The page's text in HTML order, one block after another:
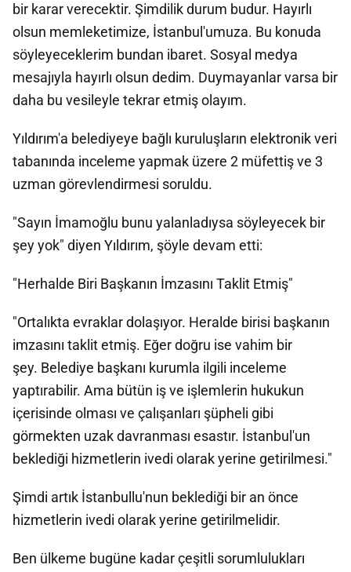
bir karar verecektir. Şimdilik durum budur. Hayırlı
olsun memleketimize, İstanbul'umuza. Bu konuda
söyleyeceklerim bundan ibaret. Sosyal medya
mesajıyla hayırlı olsun dedim. Duymayanlar varsa bir
daha bu vesileyle tekrar etmiş olayım.
Yıldırım'a belediyeye bağlı kuruluşların elektronik veri
tabanında inceleme yapmak üzere 2 müfettiş ve 3
uzman görevlendirmesi soruldu.
"Sayın İmamoğlu bunu yalanladıysa söyleyecek bir
şey yok" diyen Yıldırım, şöyle devam etti:
"Herhalde Biri Başkanın İmzasını Taklit Etmiş"
"Ortalıkta evraklar dolaşıyor. Heralde birisi başkanın
imzasını taklit etmiş. Eğer doğru ise vahim bir
şey. Belediye başkanı kurumla ilgili inceleme
yaptırabilir. Ama bütün iş ve işlemlerin hukukun
içerisinde olması ve çalışanları şüpheli gibi
görmekten uzak davranması esastır. İstanbul'un
beklediği hizmetlerin ivedi olarak yerine getirilmesi."
Şimdi artık İstanbullu'nun beklediği bir an önce
hizmetlerin ivedi olarak yerine getirilmelidir.
Ben ülkeme bugüne kadar çeşitli sorumlulukları